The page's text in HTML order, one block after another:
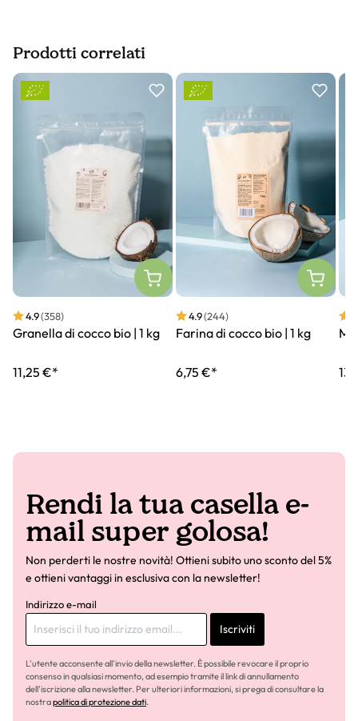
Prodotti correlati
Slider prodotto
4.9(358)
Granella di cocco bio | 1 kg
11,25 €*
4.9(244)
Farina di cocco bio | 1 kg
6,75 €*
Rendi la tua casella e-
mail super golosa!
Non perderti le nostre novità! Ottieni subito uno sconto del 5%
e ottieni vantaggi in esclusiva con la newsletter!
Indirizzo e-mail
Iscriviti
L'utente acconsente all'invio della newsletter. È possibile revocare il proprio
consenso in qualsiasi momento, ad esempio tramite il link di annullamento
dell'iscrizione alla newsletter. Per ulteriori informazioni, si prega di consultare la
nostrapolitica di protezione dati.